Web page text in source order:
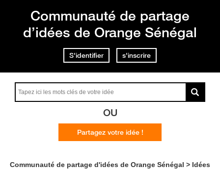
Communauté de partage
d’idées de Orange Sénégal
S'identifier s'inscrire
OU
Partagez votre idée !
Communauté de partage d'idées de Orange Sénégal Idées